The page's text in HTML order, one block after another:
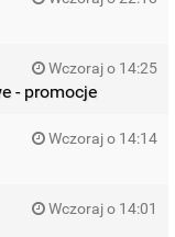
Wczoraj o 14:25
- promocje
Wczoraj o 14:14
Wczoraj o 14:01